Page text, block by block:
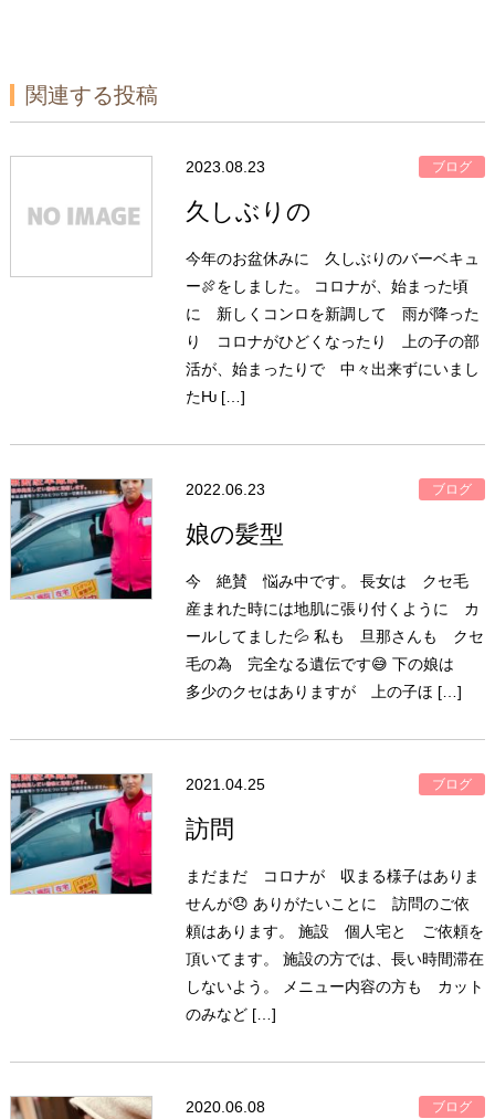
関連する投稿
2023.08.23 ブログ
久しぶりの
今年のお盆休みに 久しぶりのバーベキュ
ー🍖をしました。 コロナが、始まった頃
に 新しくコンロを新調して 雨が降った
り コロナがひどくなったり 上の子の部
活が、始まったりで 中々出来ずにいまし
たǶ […]
2022.06.23 ブログ
娘の髪型
今 絶賛 悩み中です。 長女は クセ毛
産まれた時には地肌に張り付くように カ
ールしてました💦 私も 旦那さんも クセ
毛の為 完全なる遺伝です😅 下の娘は
多少のクセはありますが 上の子ほ […]
2021.04.25 ブログ
訪問
まだまだ コロナが 収まる様子はありま
せんが😞 ありがたいことに 訪問のご依
頼はあります。 施設 個人宅と ご依頼を
頂いてます。 施設の方では、長い時間滞在
しないよう。 メニュー内容の方も カット
のみなど […]
2020.06.08 ブログ